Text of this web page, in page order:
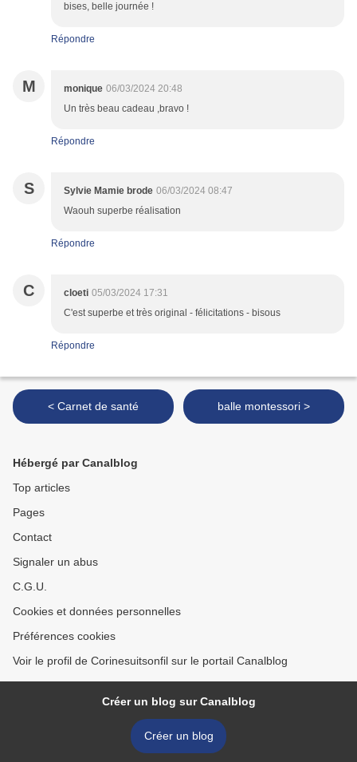
bises, belle journée !
Répondre
M monique 06/03/2024 20:48
Un très beau cadeau ,bravo !
Répondre
S Sylvie Mamie brode 06/03/2024 08:47
Waouh superbe réalisation
Répondre
C cloeti 05/03/2024 17:31
C'est superbe et très original - félicitations - bisous
Répondre
< Carnet de santé balle montessori >
Hébergé par Canalblog
Top articles
Pages
Contact
Signaler un abus
C.G.U.
Cookies et données personnelles
Préférences cookies
Voir le profil de Corinesuitsonfil sur le portail Canalblog
Créer un blog sur Canalblog
Créer un blog